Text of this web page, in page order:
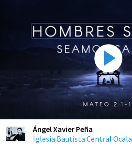
Ángel Xavier Peña
Iglesia Bautista Central Ocala